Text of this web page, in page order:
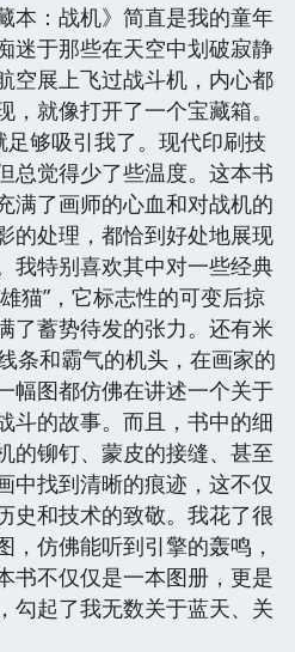
本：战机》简直是我的童年
迷于那些在天空中划破寂静
空展上飞过战斗机，内心都
就像打开了一个宝藏箱。
足够吸引我了。现代印刷技
总觉得少了些温度。这本书
满了画师的心血和对战机的
的处理，都恰到好处地展现
我特别喜欢其中对一些经典
猫”，它标志性的可变后掠
了蓄势待发的张力。还有米
条和霸气的机头，在画家的
幅图都仿佛在讲述一个关于
斗的故事。而且，书中的细
的铆钉、蒙皮的接缝、甚至
中找到清晰的痕迹，这不仅
史和技术的致敬。我花了很
，仿佛能听到引擎的轰鸣，
书不仅仅是一本图册，更是
勾起了我无数关于蓝天、关